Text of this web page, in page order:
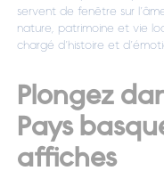
servent de fenêtre sur
nature, patrimoine et vie
chargé d’histoire et
Plongez
Pays
affiches